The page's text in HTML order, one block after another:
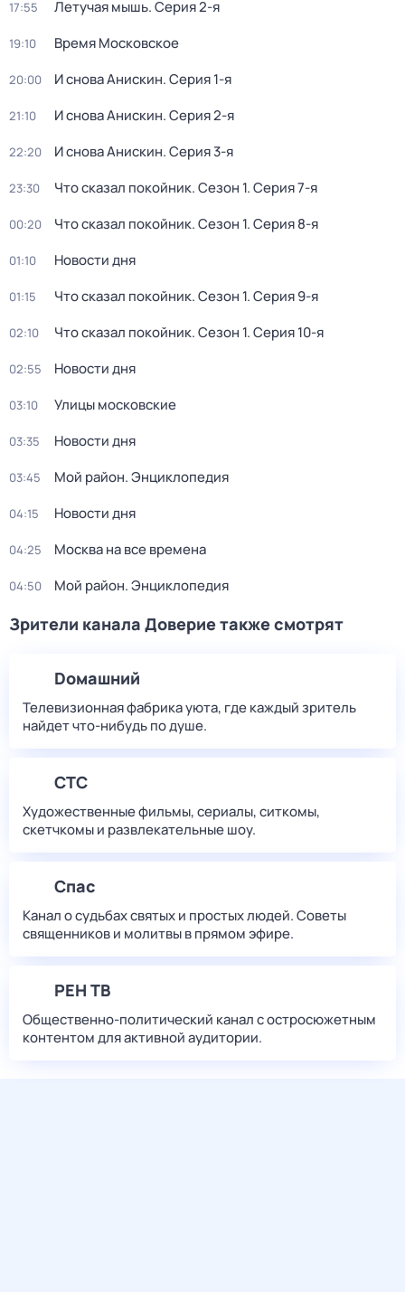
17:55 Летучая мышь. Серия 2-я
19:10 Время Московское
20:00 И снова Анискин. Серия 1-я
21:10 И снова Анискин. Серия 2-я
22:20 И снова Анискин. Серия 3-я
23:30 Что сказал покойник. Сезон 1. Серия 7-я
00:20 Что сказал покойник. Сезон 1. Серия 8-я
01:10 Новости дня
01:15 Что сказал покойник. Сезон 1. Серия 9-я
02:10 Что сказал покойник. Сезон 1. Серия 10-я
02:55 Новости дня
03:10 Улицы московские
03:35 Новости дня
03:45 Мой район. Энциклопедия
04:15 Новости дня
04:25 Москва на все времена
04:50 Мой район. Энциклопедия
Зрители канала Доверие также смотрят
Dомашний
Телевизионная фабрика уюта, где каждый зритель
найдет что‑нибудь по душе.
СТС
Художественные фильмы, сериалы, ситкомы,
скетчкомы и развлекательные шоу.
Спас
Канал о судьбах святых и простых людей. Советы
священников и молитвы в прямом эфире.
РЕН ТВ
Общественно-политический канал с остросюжетным
контентом для активной аудитории.